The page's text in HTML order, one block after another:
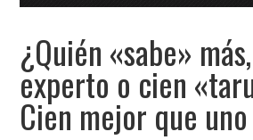
¿Quién «sabe»
experto o cien
Cien mejor que uno